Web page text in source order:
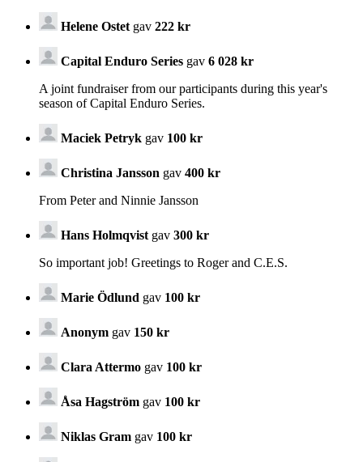
Helene Ostet gav 222 kr
Capital Enduro Series gav 6 028 kr
A joint fundraiser from our participants during this year's
season of Capital Enduro Series.
Maciek Petryk gav 100 kr
Christina Jansson gav 400 kr
From Peter and Ninnie Jansson
Hans Holmqvist gav 300 kr
So important job! Greetings to Roger and C.E.S.
Marie Ödlund gav 100 kr
Anonym gav 150 kr
Clara Attermo gav 100 kr
Åsa Hagström gav 100 kr
Niklas Gram gav 100 kr